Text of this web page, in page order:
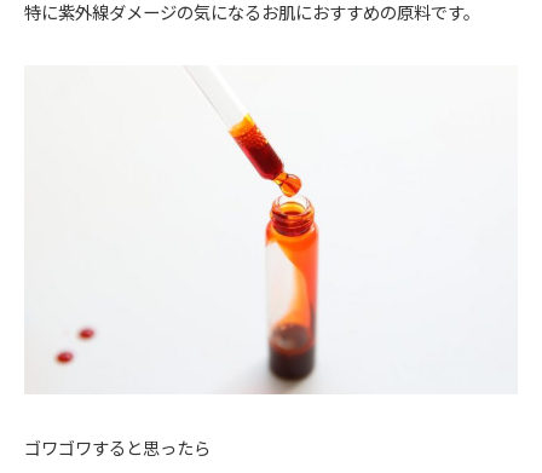
特に紫外線ダメージの気になるお肌におすすめの原料です。
ゴワゴワすると思ったら